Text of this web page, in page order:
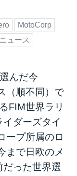
MotoCorp
ュース
んだ今
（順不同）で
FIM世界ラリ
ダーズタイ
ープ所属のロ
まで日欧のメ
った世界選